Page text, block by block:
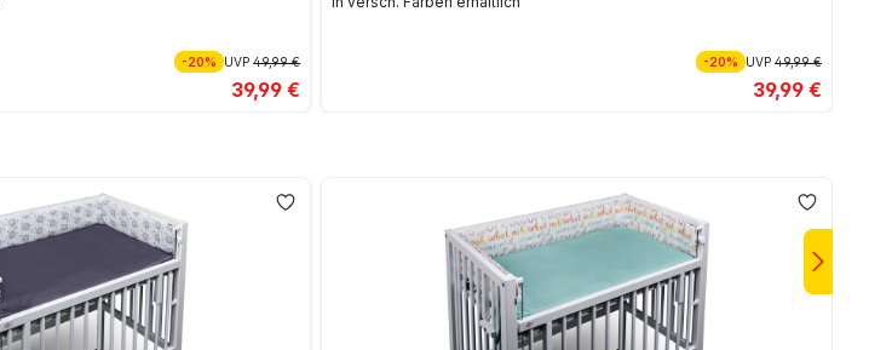
-20% UVP49,99 €
39,99 €
-20% UVP 49,99 €
39,99 €